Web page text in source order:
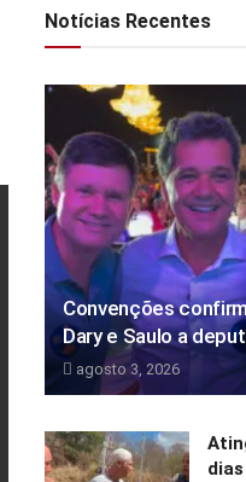
Notícias Recentes
Convenções
Dary e Saulo a
agosto 3, 2026